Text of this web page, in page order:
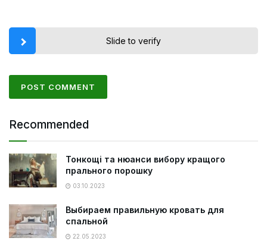
Slide to verify
Recommended
Тонкощі та нюанси вибору кращого
прального порошку
03.10.2023
Выбираем правильную кровать для
спальной
22.05.2023